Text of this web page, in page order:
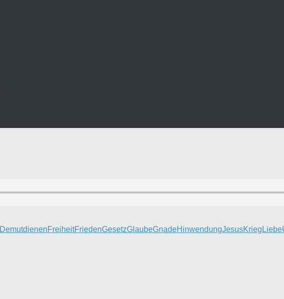
DemutdienenFreiheitFriedenGesetzGlaubeGnadeHinwendungJesusKrieg Liebe